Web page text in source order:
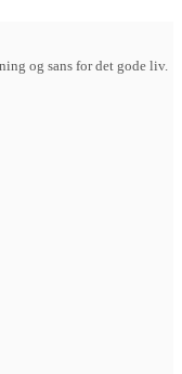
og sans for det gode liv.